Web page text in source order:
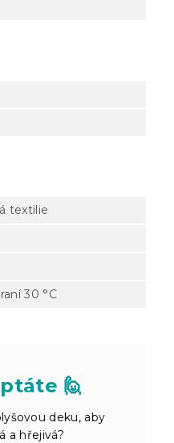
textilie
30 °C
🙋
deku, aby
a hřejivá?